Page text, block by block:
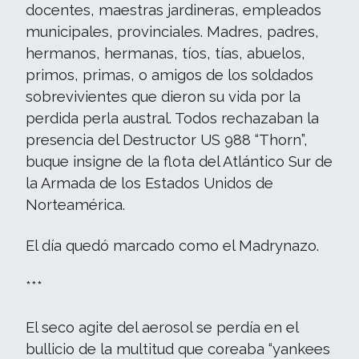
docentes, maestras jardineras, empleados
municipales, provinciales. Madres, padres,
hermanos, hermanas, tíos, tías, abuelos,
primos, primas, o amigos de los soldados
sobrevivientes que dieron su vida por la
perdida perla austral. Todos rechazaban la
presencia del Destructor US 988 “Thorn”,
buque insigne de la flota del Atlántico Sur de
la Armada de los Estados Unidos de
Norteamérica.
El día quedó marcado como el Madrynazo.
***
El seco agite del aerosol se perdía en el
bullicio de la multitud que coreaba “yankees